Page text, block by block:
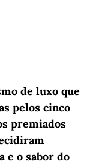
de luxo que
pelos cinco
premiados
e o sabor do